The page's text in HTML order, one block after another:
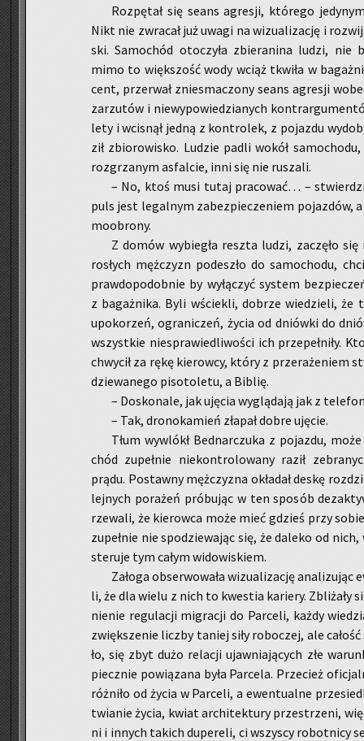
Roz­pę­tał się seans agre­sji, któ­re­go
Nikt nie zwra­cał już uwagi na wi­zu­ali­za­cję i
ski. Sa­mo­chód oto­czy­ła zbie­ra­ni­na ludzi, nie
mimo to więk­szość wody wciąż tkwi­ła w
cent, prze­rwał znie­sma­czo­ny seans agre­sji
za­rzu­tów i nie­wy­po­wie­dzia­nych
le­ty i wci­snął jedną z kon­tro­lek, z po­jaz­du
ził zbio­ro­wi­sko. Lu­dzie padli wokół
roz­grza­nym as­fal­cie, inni się nie ru­sza­li.
– No, ktoś musi tutaj pra­co­wać… –
puls jest le­gal­nym za­bez­pie­cze­niem po­jaz­dów,
mo­obro­ny.
Z domów wy­bie­gła resz­ta ludzi, za­czę­ło
ro­słych męż­czyzn po­de­szło do sa­mo­cho­du,
praw­do­po­dob­nie by wy­łą­czyć sys­tem
z ba­gaż­ni­ka. Byli wście­kli, do­brze wie­dzie­li,
upo­ko­rzeń, ogra­ni­czeń, życia od dniów­ki do
wszyst­kie nie­spra­wie­dli­wo­ści ich prze­peł­ni­ły.
chwy­cił za rękę kie­row­cy, który z prze­ra­że­niem
dzie­wa­ne­go pi­so­to­le­tu, a Bi­blię.
– Do­sko­na­le, jak uję­cia wy­glą­da­ją jak z
– Tak, dro­no­ka­mień zła­pał dobre uję­cie.
Tłum wy­wlókł Bed­nar­czu­ka z po­jaz­du,
chód zu­peł­nie nie­kon­tro­lo­wa­ny raził
prądu. Po­staw­ny męż­czy­zna okła­dał deskę
lej­nych po­ra­żeń pró­bu­jąc w ten spo­sób
rze­wa­li, że kie­row­ca może mieć gdzieś przy
zu­peł­nie nie spo­dzie­wa­jąc się, że da­le­ko od
ste­ru­je tym całym wi­do­wi­skiem.
Za­ło­ga ob­ser­wo­wa­ła wi­zu­ali­za­cję
li, że dla wielu z nich to kwe­stia ka­rie­ry. Zbli­ża­ły
nie­nie re­gu­la­cji mi­gra­cji do Par­ce­li, każdy
zwięk­sze­nie licz­by ta­niej siły ro­bo­czej, ale
ło, się zbyt dużo re­la­cji ujaw­nia­ją­cych złe
piecz­nie po­wią­za­na była Par­ce­la. Prze­cież
róż­ni­ło od życia w Par­ce­li, a ewen­tu­al­ne
twia­nie życia, kwiat ar­chi­tek­tu­ry prze­strze­ni,
ni i in­nych ta­kich du­pe­re­li, ci wszy­scy ro­bot­ni­cy